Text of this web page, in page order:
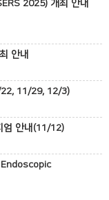
2025) 개최 안내
안내
22, 11/29, 12/3)
엄 안내(11/12)